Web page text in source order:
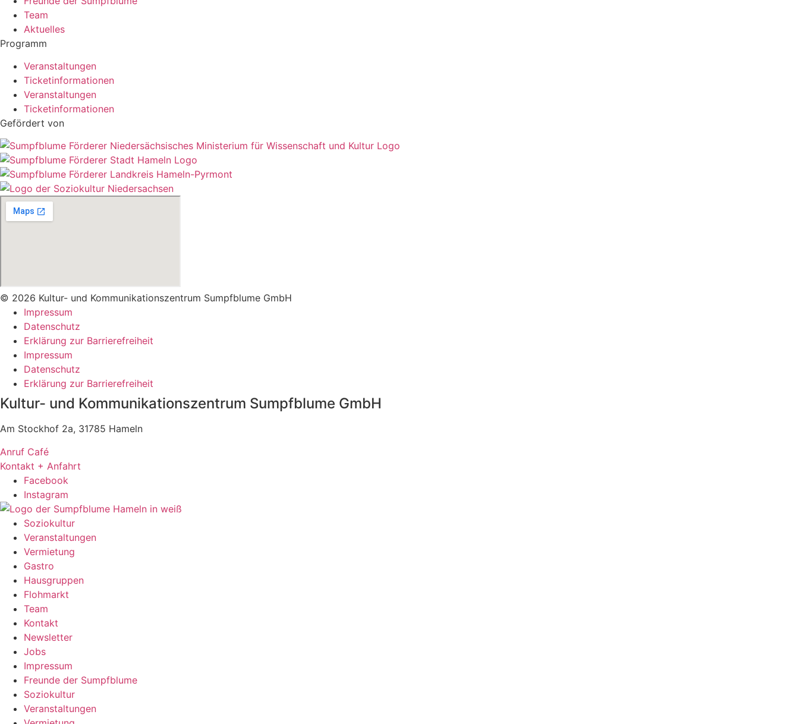
Team
Aktuelles
Programm
Veranstaltungen
Ticketinformationen
Veranstaltungen
Ticketinformationen
Gefördert von
© 2026 Kultur- und Kommunikationszentrum Sumpfblume GmbH
Impressum
Datenschutz
Erklärung zur Barrierefreiheit
Impressum
Datenschutz
Erklärung zur Barrierefreiheit
Kultur- und Kommunikationszentrum Sumpfblume GmbH
Am Stockhof 2a, 31785 Hameln
Anruf Café
Kontakt + Anfahrt
Facebook
Instagram
Soziokultur
Veranstaltungen
Vermietung
Gastro
Hausgruppen
Flohmarkt
Team
Kontakt
Newsletter
Jobs
Impressum
Freunde der Sumpfblume
Soziokultur
Veranstaltungen